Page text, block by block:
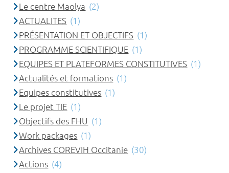
Le centre Maolya (2)
ACTUALITES (1)
PRÉSENTATION ET OBJECTIFS (1)
PROGRAMME SCIENTIFIQUE (1)
EQUIPES ET PLATEFORMES CONSTITUTIVES (1)
Actualités et formations (1)
Equipes constitutives (1)
Le projet TIE (1)
Objectifs des FHU (1)
Work packages (1)
Archives COREVIH Occitanie (30)
Actions (4)